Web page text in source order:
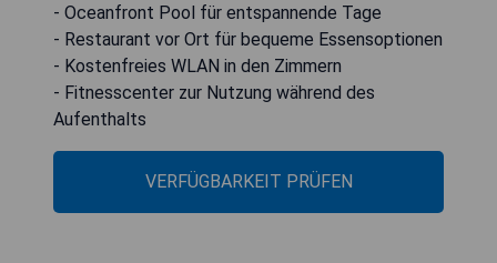
- Oceanfront Pool für entspannende Tage
- Restaurant vor Ort für bequeme Essensoptionen
- Kostenfreies WLAN in den Zimmern
- Fitnesscenter zur Nutzung während des
Aufenthalts
VERFÜGBARKEIT PRÜFEN